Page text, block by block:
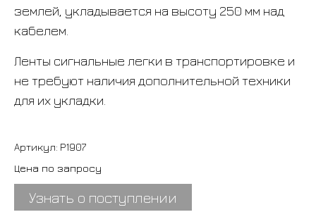
землей, укладывается на высоту 250 мм над
кабелем.
Ленты сигнальные легки в транспортировке и
не требуют наличия дополнительной техники
для их укладки.
Артикул: P1907
Цена по запросу
Узнать о поступлении